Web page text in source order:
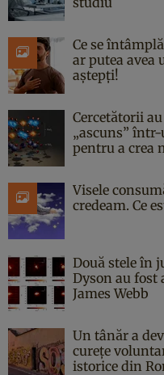
Ce se
ar putea avea
aștepți!
Cercetătorii
„ascuns”
pentru a crea
Visele
credeam. Ce
Două stele în
Dyson au fost
James Webb
Un tânăr a
curețe
istorice din